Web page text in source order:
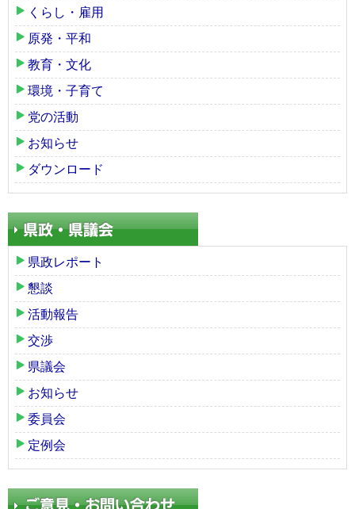
くらし・雇用
原発・平和
教育・文化
環境・子育て
党の活動
お知らせ
ダウンロード
県政レポート
懇談
活動報告
交渉
県議会
お知らせ
委員会
定例会